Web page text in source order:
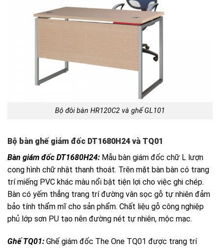
Bộ đôi bàn HR120C2 và ghế GL101
Bộ bàn ghế giám đốc DT1680H24 và TQ01
Bàn giám đốc DT1680H24: Mẫu bàn giám đốc chữ L lượn
cong hình chữ nhật thanh thoát. Trên mặt bàn bàn có trang
trí miếng PVC khác màu nổi bật tiện lợi cho việc ghi chép.
Bàn có yếm thẳng trang trí đường vân sọc gỗ tự nhiên đảm
bảo tính thẩm mĩ cho sản phẩm. Chất liệu gỗ công nghiệp
phủ lớp sơn PU tạo nên đường nét tự nhiên, mộc mạc.
Ghế TQ01: Ghế giám đốc The One TQ01 được trang trí